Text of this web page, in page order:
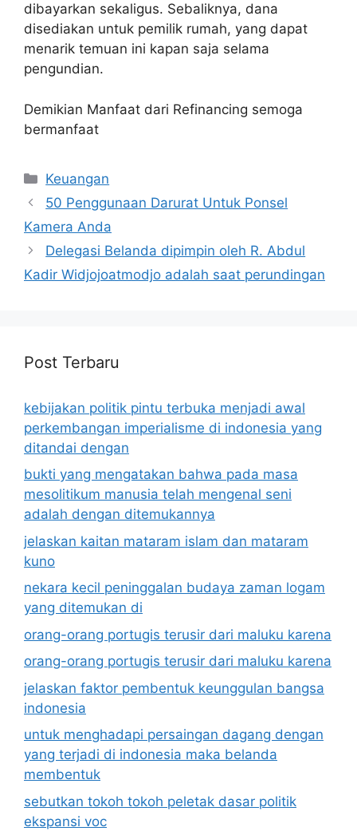
dibayarkan sekaligus. Sebaliknya, dana
disediakan untuk pemilik rumah, yang dapat
menarik temuan ini kapan saja selama
pengundian.
Demikian Manfaat dari Refinancing semoga
bermanfaat
Categories
Keuangan
50 Penggunaan Darurat Untuk Ponsel
Kamera Anda
Delegasi Belanda dipimpin oleh R. Abdul
Kadir Widjojoatmodjo adalah saat perundingan
Post Terbaru
kebijakan politik pintu terbuka menjadi awal
perkembangan imperialisme di indonesia yang
ditandai dengan
bukti yang mengatakan bahwa pada masa
mesolitikum manusia telah mengenal seni
adalah dengan ditemukannya
jelaskan kaitan mataram islam dan mataram
kuno
nekara kecil peninggalan budaya zaman logam
yang ditemukan di
orang-orang portugis terusir dari maluku karena
orang-orang portugis terusir dari maluku karena
jelaskan faktor pembentuk keunggulan bangsa
indonesia
untuk menghadapi persaingan dagang dengan
yang terjadi di indonesia maka belanda
membentuk
sebutkan tokoh tokoh peletak dasar politik
ekspansi voc